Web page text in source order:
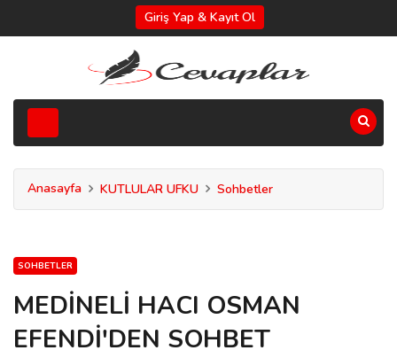
Giriş Yap & Kayıt Ol
Anasayfa KUTLULAR UFKU Sohbetler
SOHBETLER
MEDİNELİ HACI OSMAN
EFENDİ'DEN SOHBET